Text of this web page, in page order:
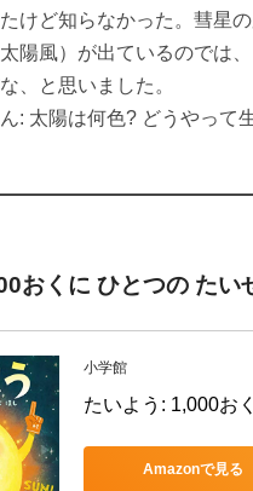
けど知らなかった。彗星
陽風）が出ているのでは
、と思いました。
: 太陽は何色? どうやって
おくに ひとつの たい
小学館
たいよう: 1,000お
Amazonで見る